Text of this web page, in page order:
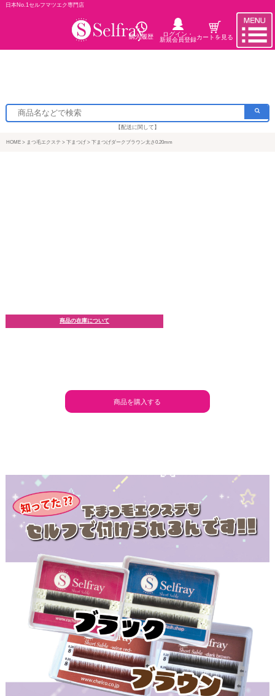
日本No.1セルフマツエク専門店
購入履歴
ログイン・
新規会員登録カートを見る
【配送に関して】
HOME まつ毛エクステ 下まつげ 下まつげダークブラウン太さ0.20mm
商品の在庫について
商品を購入する